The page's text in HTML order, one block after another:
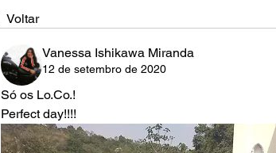
Voltar
Vanessa Ishikawa Miranda
12 de setembro de 2020
Só os Lo.Co.!
Perfect day!!!!